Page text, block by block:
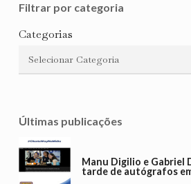
Filtrar por categoria
Categorias
Últimas publicações
Manu Digilio e Gabriel
tarde de autógrafos